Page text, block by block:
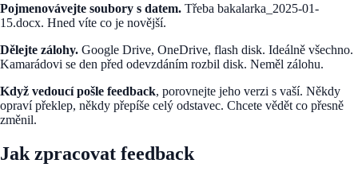
Pojmenovávejte soubory s datem. Třeba bakalarka_2025-01-
15.docx. Hned víte co je novější.
Dělejte zálohy. Google Drive, OneDrive, flash disk. Ideálně všechno.
Kamarádovi se den před odevzdáním rozbil disk. Neměl zálohu.
Když vedoucí pošle feedback, porovnejte jeho verzi s vaší. Někdy
opraví překlep, někdy přepíše celý odstavec. Chcete vědět co přesně
změnil.
Jak zpracovat feedback